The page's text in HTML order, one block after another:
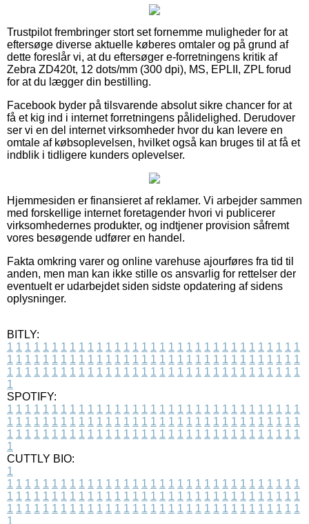
Trustpilot frembringer stort set fornemme muligheder for at
eftersøge diverse aktuelle køberes omtaler og på grund af
dette foreslår vi, at du eftersøger e-forretningens kritik af
Zebra ZD420t, 12 dots/mm (300 dpi), MS, EPLII, ZPL forud
for at du lægger din bestilling.
Facebook byder på tilsvarende absolut sikre chancer for at
få et kig ind i internet forretningens pålidelighed. Derudover
ser vi en del internet virksomheder hvor du kan levere en
omtale af købsoplevelsen, hvilket også kan bruges til at få et
indblik i tidligere kunders oplevelser.
Hjemmesiden er finansieret af reklamer. Vi arbejder sammen
med forskellige internet foretagender hvori vi publicerer
virksomhedernes produkter, og indtjener provision såfremt
vores besøgende udfører en handel.
Fakta omkring varer og online varehuse ajourføres fra tid til
anden, men man kan ikke stille os ansvarlig for rettelser der
eventuelt er udarbejdet siden sidste opdatering af sidens
oplysninger.
BITLY:
1 1 1 1 1 1 1 1 1 1 1 1 1 1 1 1 1 1 1 1 1 1 1 1 1 1 1 1 1 1 1 1 1
1 1 1 1 1 1 1 1 1 1 1 1 1 1 1 1 1 1 1 1 1 1 1 1 1 1 1 1 1 1 1 1 1
1 1 1 1 1 1 1 1 1 1 1 1 1 1 1 1 1 1 1 1 1 1 1 1 1 1 1 1 1 1 1 1 1
1
SPOTIFY:
1 1 1 1 1 1 1 1 1 1 1 1 1 1 1 1 1 1 1 1 1 1 1 1 1 1 1 1 1 1 1 1 1
1 1 1 1 1 1 1 1 1 1 1 1 1 1 1 1 1 1 1 1 1 1 1 1 1 1 1 1 1 1 1 1 1
1 1 1 1 1 1 1 1 1 1 1 1 1 1 1 1 1 1 1 1 1 1 1 1 1 1 1 1 1 1 1 1 1
1
CUTTLY BIO:
1
1 1 1 1 1 1 1 1 1 1 1 1 1 1 1 1 1 1 1 1 1 1 1 1 1 1 1 1 1 1 1 1 1
1 1 1 1 1 1 1 1 1 1 1 1 1 1 1 1 1 1 1 1 1 1 1 1 1 1 1 1 1 1 1 1 1
1 1 1 1 1 1 1 1 1 1 1 1 1 1 1 1 1 1 1 1 1 1 1 1 1 1 1 1 1 1 1 1 1
1